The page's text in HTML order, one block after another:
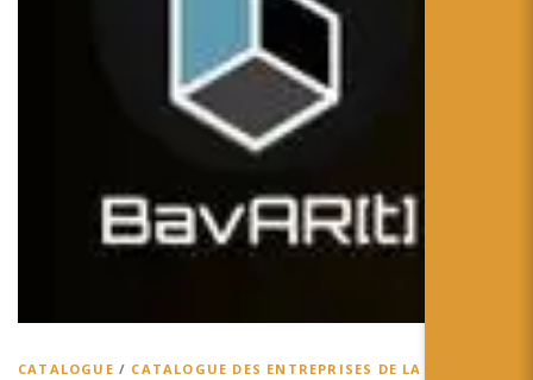
CATALOGUE / CATALOGUE DES ENTREPRISES DE LA RA